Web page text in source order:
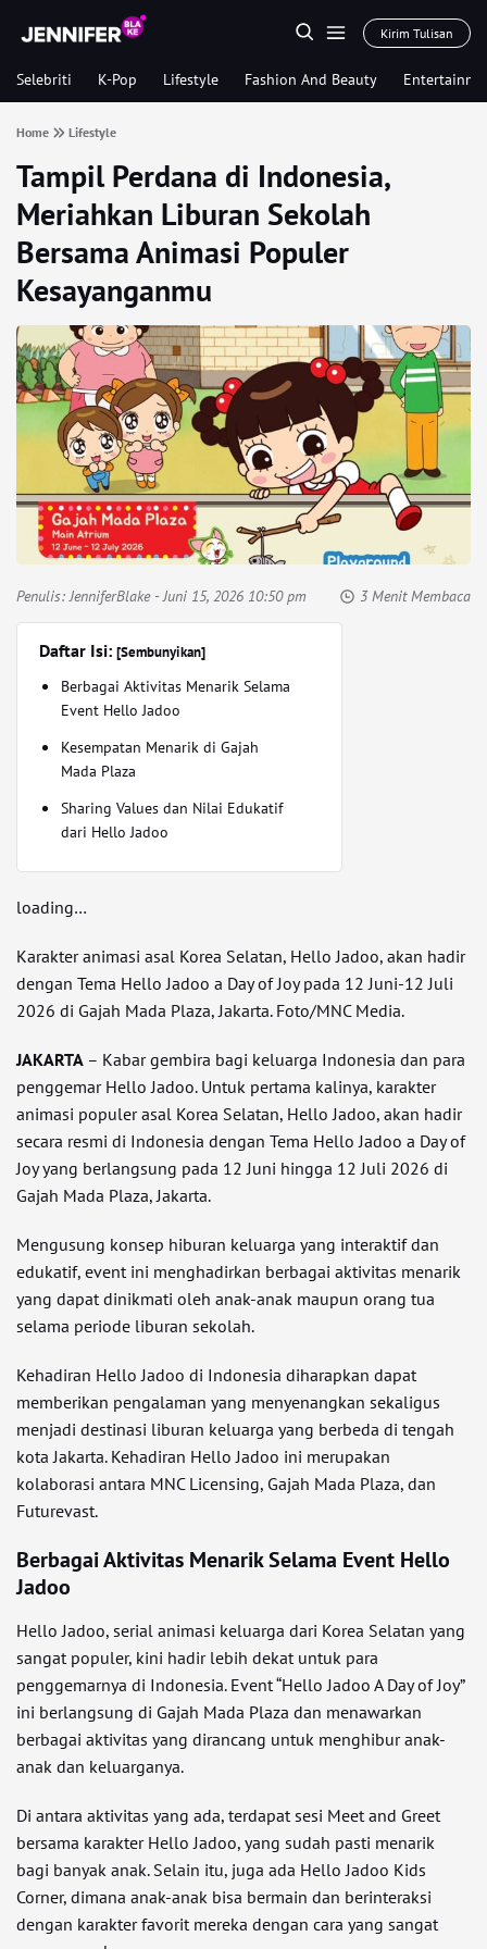
Kirim Tulisan
Selebriti K-Pop Lifestyle Fashion And Beauty
Home Lifestyle
Tampil Perdana di Indonesia,
Meriahkan Liburan Sekolah
Bersama Animasi Populer
Kesayanganmu
Penulis:JenniferBlake- Juni 15, 2026 10:50 pm 3 Menit Membaca
Daftar Isi: [Sembunyikan]
Berbagai Aktivitas Menarik Selama
Event Hello Jadoo
Kesempatan Menarik di Gajah
Mada Plaza
Sharing Values dan Nilai Edukatif
dari Hello Jadoo
loading…
Karakter animasi asal Korea Selatan, Hello Jadoo, akan hadir
dengan Tema Hello Jadoo a Day of Joy pada 12 Juni-12 Juli
2026 di Gajah Mada Plaza, Jakarta. Foto/MNC Media.
JAKARTA – Kabar gembira bagi keluarga Indonesia dan para
penggemar Hello Jadoo. Untuk pertama kalinya, karakter
animasi populer asal Korea Selatan, Hello Jadoo, akan hadir
secara resmi di Indonesia dengan Tema Hello Jadoo a Day of
Joy yang berlangsung pada 12 Juni hingga 12 Juli 2026 di
Gajah Mada Plaza, Jakarta.
Mengusung konsep hiburan keluarga yang interaktif dan
edukatif, event ini menghadirkan berbagai aktivitas menarik
yang dapat dinikmati oleh anak-anak maupun orang tua
selama periode liburan sekolah.
Kehadiran Hello Jadoo di Indonesia diharapkan dapat
memberikan pengalaman yang menyenangkan sekaligus
menjadi destinasi liburan keluarga yang berbeda di tengah
kota Jakarta. Kehadiran Hello Jadoo ini merupakan
kolaborasi antara MNC Licensing, Gajah Mada Plaza, dan
Futurevast.
Berbagai Aktivitas Menarik Selama Event Hello
Jadoo
Hello Jadoo, serial animasi keluarga dari Korea Selatan yang
sangat populer, kini hadir lebih dekat untuk para
penggemarnya di Indonesia. Event “Hello Jadoo A Day of Joy”
ini berlangsung di Gajah Mada Plaza dan menawarkan
berbagai aktivitas yang dirancang untuk menghibur anak-
anak dan keluarganya.
Di antara aktivitas yang ada, terdapat sesi Meet and Greet
bersama karakter Hello Jadoo, yang sudah pasti menarik
bagi banyak anak. Selain itu, juga ada Hello Jadoo Kids
Corner, dimana anak-anak bisa bermain dan berinteraksi
dengan karakter favorit mereka dengan cara yang sangat